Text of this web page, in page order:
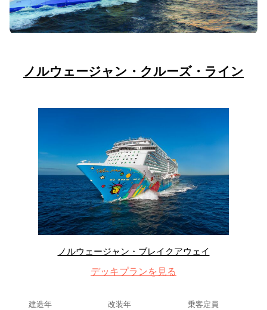
ノルウェージャン・クルーズ・ライン
ノルウェージャン・ブレイクアウェイ
デッキプランを見る
建造年 改装年 乗客定員